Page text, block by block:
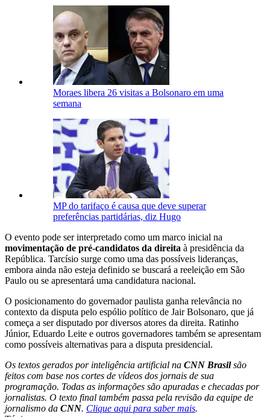
Moraes libera 26 visitas a Bolsonaro em uma
semana
MP do tarifaço é causa que deve superar
preferências partidárias, diz Hugo
O evento pode ser interpretado como um marco inicial na
movimentação de pré-candidatos da direita à presidência da
República. Tarcísio surge como uma das possíveis lideranças,
embora ainda não esteja definido se buscará a reeleição em São
Paulo ou se apresentará uma candidatura nacional.
O posicionamento do governador paulista ganha relevância no
contexto da disputa pelo espólio político de Jair Bolsonaro, que já
começa a ser disputado por diversos atores da direita. Ratinho
Júnior, Eduardo Leite e outros governadores também se apresentam
como possíveis alternativas para a disputa presidencial.
Os textos gerados por inteligência artificial na CNN Brasilsão
feitos com base nos cortes de vídeos dos jornais de sua
programação. Todas as informações são apuradas e checadas por
jornalistas. O texto final também passa pela revisão da equipe de
jornalismo da CNN. Clique aqui para saber mais.